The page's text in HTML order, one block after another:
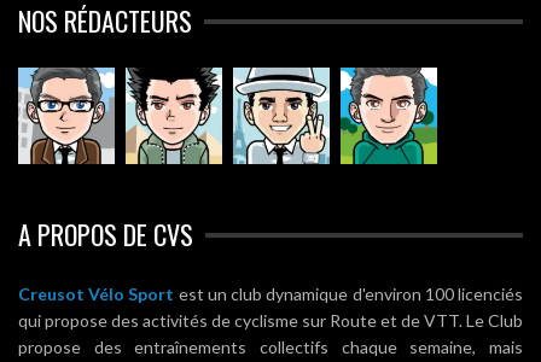
NOS RÉDACTEURS
A PROPOS DE CVS
Creusot Vélo Sport est un club dynamique d'environ 100 licenciés
qui propose des activités de cyclisme sur Route et de VTT. Le Club
propose des entraînements collectifs chaque semaine, mais